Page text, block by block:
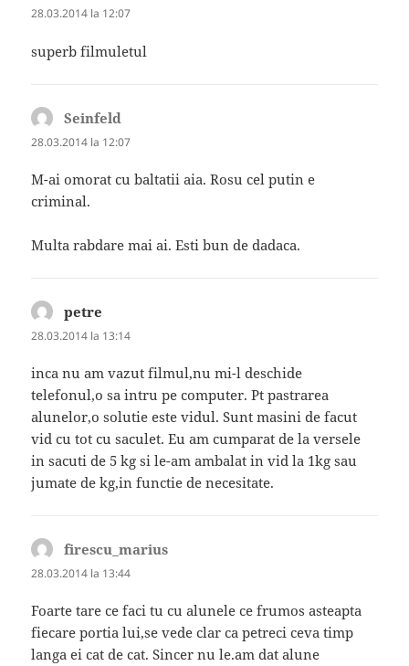
28.03.2014 la 12:07
superb filmuletul
Seinfeld
28.03.2014 la 12:07
M-ai omorat cu baltatii aia. Rosu cel putin e
criminal.
Multa rabdare mai ai. Esti bun de dadaca.
petre
28.03.2014 la 13:14
inca nu am vazut filmul,nu mi-l deschide
telefonul,o sa intru pe computer. Pt pastrarea
alunelor,o solutie este vidul. Sunt masini de facut
vid cu tot cu saculet. Eu am cumparat de la versele
in sacuti de 5 kg si le-am ambalat in vid la 1kg sau
jumate de kg,in functie de necesitate.
firescu_marius
28.03.2014 la 13:44
Foarte tare ce faci tu cu alunele ce frumos asteapta
fiecare portia lui,se vede clar ca petreci ceva timp
langa ei cat de cat. Sincer nu le.am dat alune